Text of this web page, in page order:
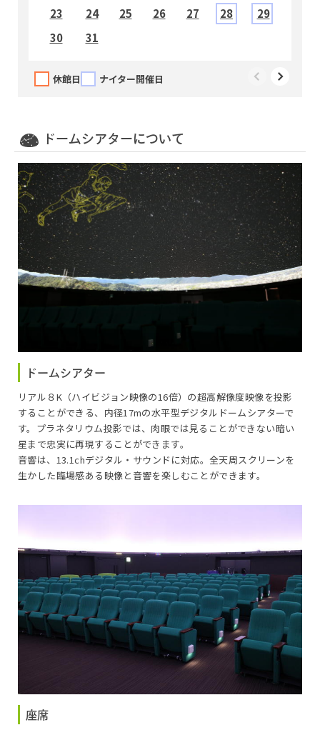
23
24 25 26 27 28
29
30
31
休館日 ナイター開催日
ドームシアターについて
ドームシアター
リアル８K（ハイビジョン映像の16倍）の超高解像度映像を投影
することができる、内径17mの水平型デジタルドームシアターで
す。プラネタリウム投影では、肉眼では見ることができない暗い
星まで忠実に再現することができます。
音響は、13.1chデジタル・サウンドに対応。全天周スクリーンを
生かした臨場感ある映像と音響を楽しむことができます。
座席